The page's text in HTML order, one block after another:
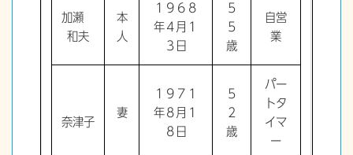
加瀬
和夫
本
人
１９６８
年４月１
３日
５
５
歳
自営
業
奈津子
妻
１９７１
年８月１
８日
５
２
歳
パー
トタ
イマ
ー